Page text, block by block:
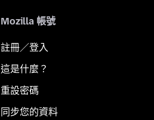
Mozilla 帳號
註冊／登入
這是什麼？
重設密碼
同步您的資料